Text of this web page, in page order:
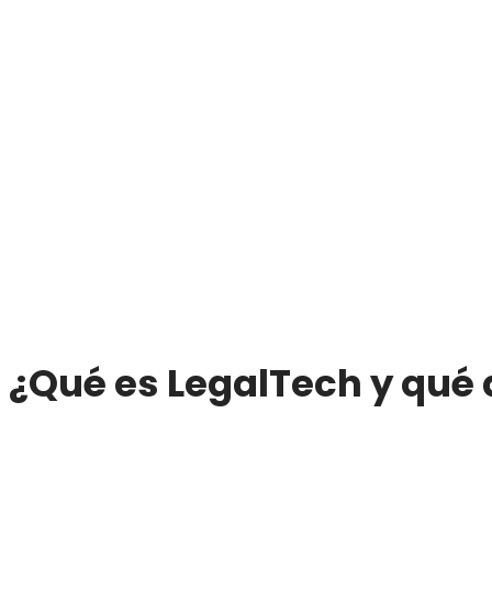
¿Qué es LegalTech y